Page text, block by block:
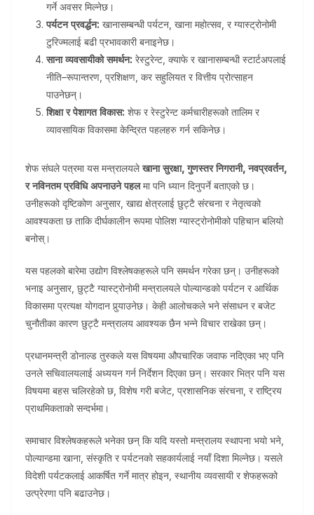
गर्ने अवसर मिल्नेछ।
पर्यटन प्रवर्द्धन: खानासम्बन्धी पर्यटन, खाना महोत्सव, र ग्यास्ट्रोनोमी
टुरिज्मलाई बढी प्रभावकारी बनाइनेछ।
साना व्यवसायीको समर्थन: रेस्टुरेन्ट, क्याफे र खानासम्बन्धी स्टार्टअपलाई
नीति–रूपान्तरण, प्रशिक्षण, कर सहुलियत र वित्तीय प्रोत्साहन
पाउनेछन्।
शिक्षा र पेशागत विकास: शेफ र रेस्टुरेन्ट कर्मचारीहरूको तालिम र
व्यावसायिक विकासमा केन्द्रित पहलहरु गर्न सकिनेछ।
शेफ संघले पत्रमा यस मन्त्रालयलेखाना सुरक्षा, गुणस्तर निगरानी, नवप्रवर्तन,
र नविनतम प्रविधि अपनाउने पहलमा पनि ध्यान दिनुपर्ने बताएको छ।
उनीहरूको दृष्टिकोण अनुसार, खाद्य क्षेत्रलाई छुट्टै संरचना र नेतृत्वको
आवश्यकता छ ताकि दीर्घकालीन रूपमा पोलिश ग्यास्ट्रोनोमीको पहिचान बलियो
बनोस्।
यस पहलको बारेमा उद्योग विश्लेषकहरूले पनि समर्थन गरेका छन्। उनीहरूको
भनाइ अनुसार, छुट्टै ग्यास्ट्रोनोमी मन्त्रालयले पोल्यान्डको पर्यटन र आर्थिक
विकासमा प्रत्यक्ष योगदान पुर्‍याउनेछ। केही आलोचकले भने संसाधन र बजेट
चुनौतीका कारण छुट्टै मन्त्रालय आवश्यक छैन भन्ने विचार राखेका छन्।
प्रधानमन्त्री डोनाल्ड तुस्कले यस विषयमा औपचारिक जवाफ नदिएका भए पनि
उनले सचिवालयलाई अध्ययन गर्न निर्देशन दिएका छन्। सरकार भित्र पनि यस
विषयमा बहस चलिरहेको छ, विशेष गरी बजेट, प्रशासनिक संरचना, र राष्ट्रिय
प्राथमिकताको सन्दर्भमा।
समाचार विश्लेषकहरूले भनेका छन् कि यदि यस्तो मन्त्रालय स्थापना भयो भने,
पोल्यान्डमा खाना, संस्कृति र पर्यटनको सहकार्यलाई नयाँ दिशा मिल्नेछ। यसले
विदेशी पर्यटकलाई आकर्षित गर्ने मात्र होइन, स्थानीय व्यवसायी र शेफहरूको
उत्प्रेरणा पनि बढाउनेछ।